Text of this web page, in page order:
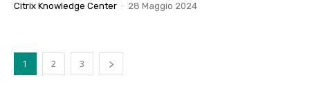
Citrix Knowledge Center - 28 Maggio 2024
1 2 3